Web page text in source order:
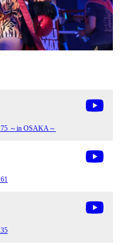
～in OSAKA～